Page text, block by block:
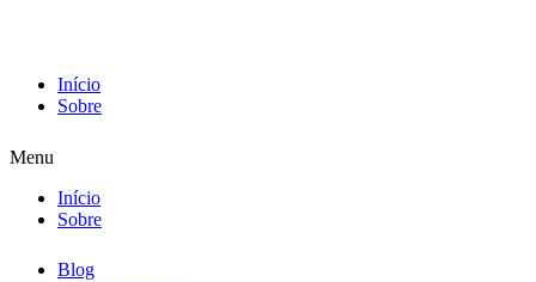
Início
Sobre
Menu
Início
Sobre
Blog